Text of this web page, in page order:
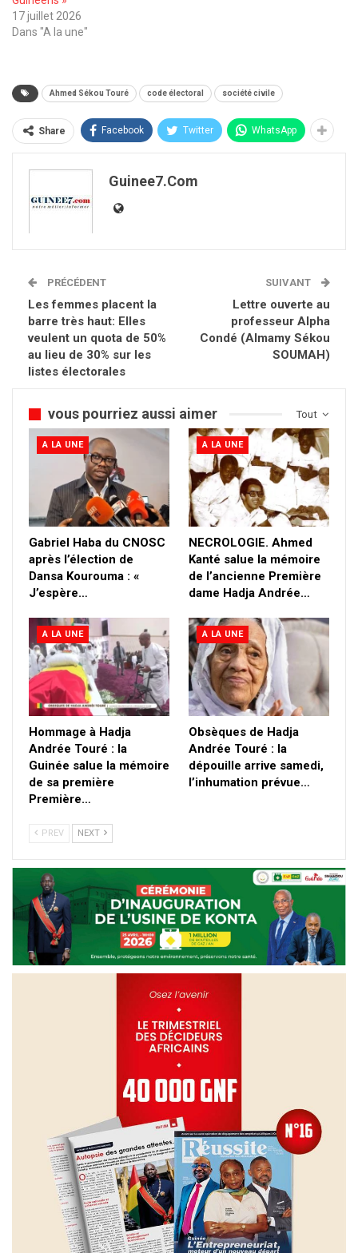
17 juillet 2026
Dans "A la une"
Ahmed Sékou Touré code électoral société civile
Share Facebook Twitter WhatsApp
Guinee7.com
PRÉCÉDENT
Les femmes placent la
barre très haut: Elles
veulent un quota de 50%
au lieu de 30% sur les
listes électorales
SUIVANT
Lettre ouverte au
professeur Alpha
Condé (Almamy Sékou
SOUMAH)
Tout
vous pourriez aussi aimer
A LA UNE
Gabriel Haba du CNOSC
après l’élection de
Dansa Kourouma : «
J’espère…
A LA UNE
NECROLOGIE. Ahmed
Kanté salue la mémoire
de l’ancienne Première
dame Hadja Andrée…
A LA UNE
Hommage à Hadja
Andrée Touré : la
Guinée salue la mémoire
de sa première
Première…
A LA UNE
Obsèques de Hadja
Andrée Touré : la
dépouille arrive samedi,
l’inhumation prévue…
PREV NEXT